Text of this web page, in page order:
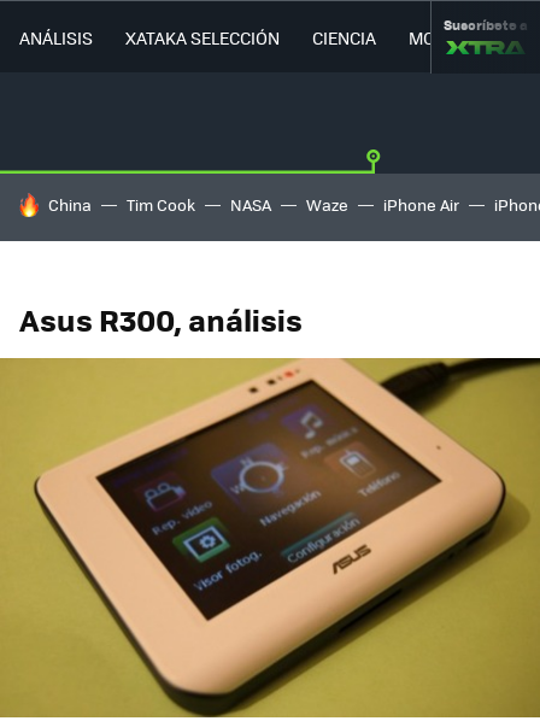
ANÁLISIS XATAKA SELECCIÓN CIENCIA MOVILIDAD
Suscríbete a
HOY SE HABLA DE
China Tim Cook NASA Waze iPhone Air
Asus R300, análisis